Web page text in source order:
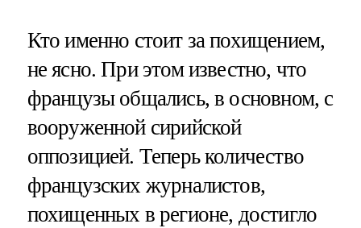
Кто именно стоит за похищением,
не ясно. При этом известно, что
французы общались, в основном, с
вооруженной сирийской
оппозицией. Теперь количество
французских журналистов,
похищенных в регионе, достигло